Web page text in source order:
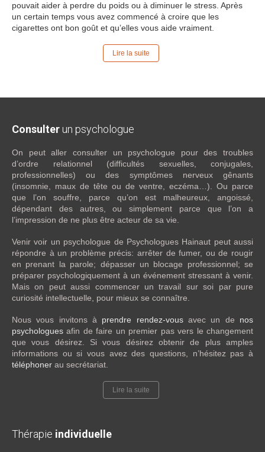
pouvait aider à perdre du poids ou à diminuer le stress. Après
un certain temps vous avez commencé à croire que les
cigarettes ont bon goût et qu’elles vous aide vraiment.
Lire la suite
Consulter un psychologue
On peut aller consulter un psychologue pour des troubles
d’ordre relationnel (difficultés sexuelles, conjugales,
professionnelles) ou des symptômes nerveux gênants
(insomnie, maux de tête ou de ventre, eczéma…). Ou parce
que l’on souffre, parce qu’on est malheureux, angoissé,
dépendant des autres, ou simplement parce que l’on a
l’impression de ne plus être acteur de sa vie.
Venir voir un psychologue de Psychologues Hainaut peut aussi
répondre à un problème précis: arrêter de fumer, ou de rougir
en prenant la parole; dépasser un blocage professionnel; se
préparer psychologiquement à un événement stressant à venir.
Mais on peut aussi commencer un travail sur soi par pure
curiosité intellectuelle, pour mieux se connaître.
Nous vous invitons à prendre rendez-vousavec un de nos
psychologues afin de faire un premier pas vers le changement
que vous désirez. Si vous désirez obtenir de plus amples
informations ou si vous avez des questions, n’hésitez pas à
téléphoner au secrétariat.
Lire la suite
Thérapie individuelle